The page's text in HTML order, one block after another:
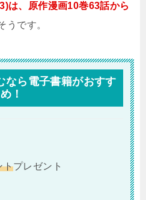
は、原作漫画10巻63話から
うです。
なら電子書籍がおすす
め！
トプレゼント